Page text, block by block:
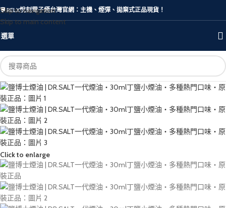
Skip to navigation
Skip to main content
🛡️ RELX悅刻電子煙台灣官網：主機、煙彈、拋棄式正品現貨！
選單
Click to enlarge